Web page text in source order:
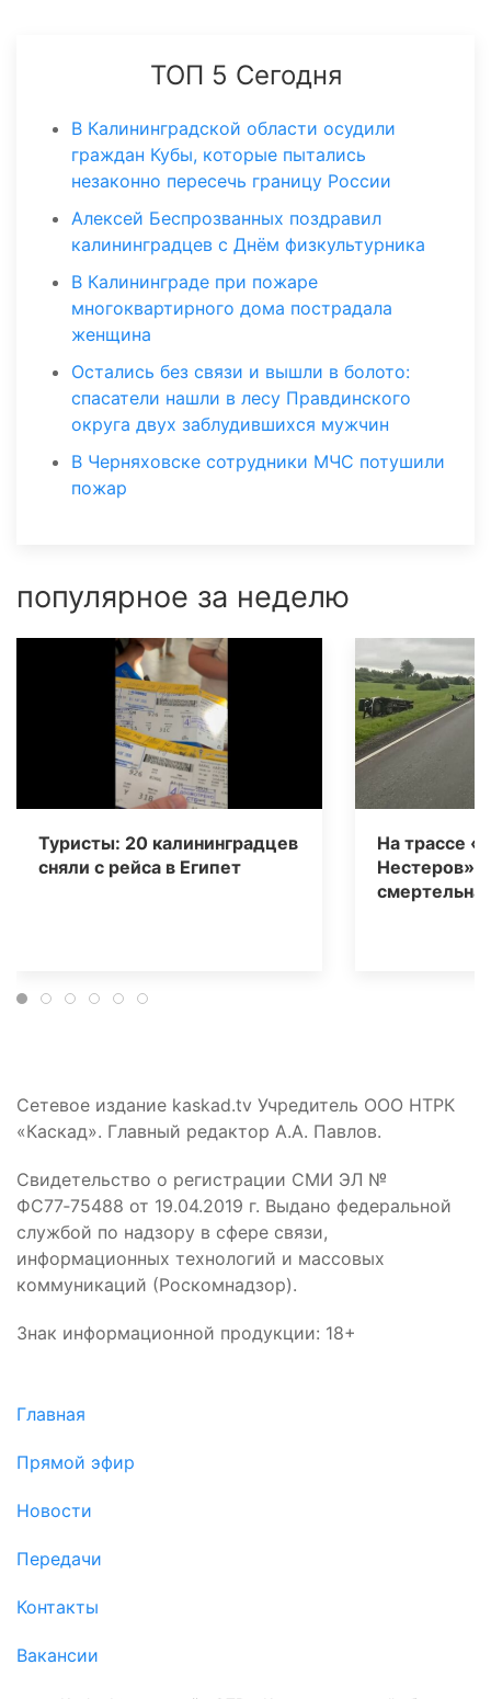
ТОП 5 Сегодня
В Калининградской области осудили
граждан Кубы, которые пытались
незаконно пересечь границу России
Алексей Беспрозванных поздравил
калининградцев с Днём физкультурника
В Калининграде при пожаре
многоквартирного дома пострадала
женщина
Остались без связи и вышли в болото:
спасатели нашли в лесу Правдинского
округа двух заблудившихся мужчин
В Черняховске сотрудники МЧС потушили
пожар
популярное за неделю
Туристы: 20 калининградцев
сняли с рейса в Египет
На трассе
Нестеров»
Сетевое издание kaskad.tv Учредитель ООО НТРК
«Каскад». Главный редактор А.А. Павлов.
Свидетельство о регистрации СМИ ЭЛ №
ФС77‑75488 от 19.04.2019 г. Выдано федеральной
службой по надзору в сфере связи,
информационных технологий и массовых
коммуникаций (Роскомнадзор).
Знак информационной продукции: 18+
Главная
Прямой эфир
Новости
Передачи
Контакты
Вакансии